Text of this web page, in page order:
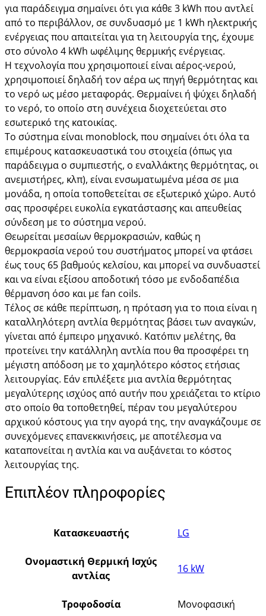
για παράδειγμα σημαίνει ότι για κάθε 3 kWh που αντλεί
από το περιβάλλον, σε συνδυασμό με 1 kWh ηλεκτρικής
ενέργειας που απαιτείται για τη λειτουργία της, έχουμε
στο σύνολο 4 kWh ωφέλιμης θερμικής ενέργειας.
Η τεχνολογία που χρησιμοποιεί είναι αέρος-νερού,
χρησιμοποιεί δηλαδή τον αέρα ως πηγή θερμότητας και
το νερό ως μέσο μεταφοράς. Θερμαίνει ή ψύχει δηλαδή
το νερό, το οποίο στη συνέχεια διοχετεύεται στο
εσωτερικό της κατοικίας.
Το σύστημα είναι monoblock, που σημαίνει ότι όλα τα
επιμέρους κατασκευαστικά του στοιχεία (όπως για
παράδειγμα ο συμπιεστής, ο εναλλάκτης θερμότητας, οι
ανεμιστήρες, κλπ), είναι ενσωματωμένα μέσα σε μια
μονάδα, η οποία τοποθετείται σε εξωτερικό χώρο. Αυτό
σας προσφέρει ευκολία εγκατάστασης και απευθείας
σύνδεση με το σύστημα νερού.
Θεωρείται μεσαίων θερμοκρασιών, καθώς η
θερμοκρασία νερού του συστήματος μπορεί να φτάσει
έως τους 65 βαθμούς κελσίου, και μπορεί να συνδυαστεί
και να είναι εξίσου αποδοτική τόσο με ενδοδαπέδια
θέρμανση όσο και με fan coils.
Τέλος σε κάθε περίπτωση, η πρόταση για το ποια είναι η
καταλληλότερη αντλία θερμότητας βάσει των αναγκών,
γίνεται από έμπειρο μηχανικό. Κατόπιν μελέτης, θα
προτείνει την κατάλληλη αντλία που θα προσφέρει τη
μέγιστη απόδοση με το χαμηλότερο κόστος ετήσιας
λειτουργίας. Εάν επιλέξετε μια αντλία θερμότητας
μεγαλύτερης ισχύος από αυτήν που χρειάζεται το κτίριο
στο οποίο θα τοποθετηθεί, πέραν του μεγαλύτερου
αρχικού κόστους για την αγορά της, την αναγκάζουμε σε
συνεχόμενες επανεκκινήσεις, με αποτέλεσμα να
καταπονείται η αντλία και να αυξάνεται το κόστος
λειτουργίας της.
Επιπλέον πληροφορίες
Κατασκευαστής LG
Ονομαστική Θερμική Ισχύς
αντλίας
16 kW
Τροφοδοσία Μονοφασική